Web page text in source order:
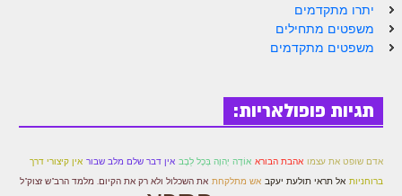
הזוהר הקדוש וארא מתחילים
הזוהר הקדוש וארא מתקדמים
הזוהר הקדוש בא מתקדמים
הזוהר הקדוש בשלח מתקדמים
יתרו מתקדמים
משפטים מתחילים
משפטים מתקדמים
תגיות פופולאריות:
אדם שופט את עצמו אהבת הבורא אוֹדֶה יְהוָה בְּכָל לֵבָב אין דבר שלם מלב שבור אין קיצורי דרך
ברוחניות אל תראי תולעת יעקב אש מתלקחת את השכלול ולא רק את הקיום. מלמד הרב"ש זצוק"ל